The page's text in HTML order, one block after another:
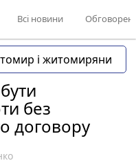
Всі новини
і житомиряни
без
договору